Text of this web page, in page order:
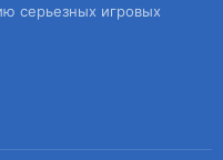
серьезных игровых